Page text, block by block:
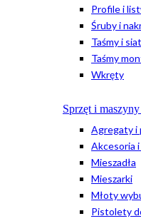
Profile i
Śruby i
Taśmy i
Taśmy
Wkręty
Sprzęt i
Agregaty i
Akcesoria
Mieszadła
Mieszarki
Młoty
Pistolety